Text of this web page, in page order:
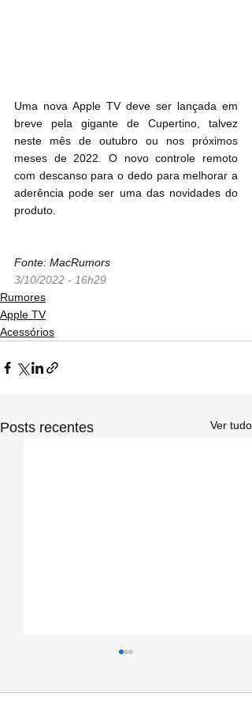
Uma nova Apple TV deve ser lançada em
breve pela gigante de Cupertino, talvez
neste mês de outubro ou nos próximos
meses de 2022. O novo controle remoto
com descanso para o dedo para melhorar a
aderência pode ser uma das novidades do
produto.
Fonte: MacRumors
3/10/2022 - 16h29
Rumores
Apple TV
Acessórios
Posts recentes Ver tudo